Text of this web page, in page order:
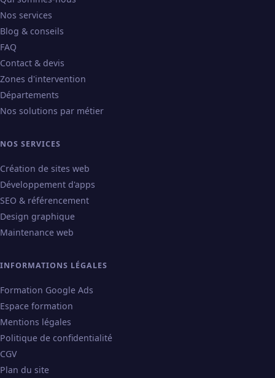
Nos services
Blog & conseils
FAQ
Contact & devis
Zones d'intervention
Départements
Nos solutions par métier
NOS SERVICES
Création de sites web
Développement d'apps
SEO & référencement
Design graphique
Maintenance web
INFORMATIONS LÉGALES
Formation Google Ads
Espace formation
Mentions légales
Politique de confidentialité
CGV
Plan du site